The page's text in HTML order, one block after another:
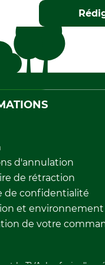
d'annulation
de rétraction
de confidentialité
et environnement
de votre